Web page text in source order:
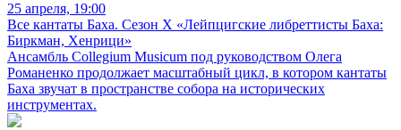
25 апреля, 19:00
Все кантаты Баха. Сезон X «Лейпцигские либреттисты Баха:
Биркман, Хенрици»
Ансамбль Collegium Musicum под руководством Олега
Романенко продолжает масштабный цикл, в котором кантаты
Баха звучат в пространстве собора на исторических
инструментах.